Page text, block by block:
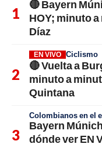
🔴 Bayern
HOY; minuto
Díaz
EN VIVO Ciclismo
🔴 Vuelta a
minuto a
Quintana
Colombianos en el
Bayern
dónde ver EN